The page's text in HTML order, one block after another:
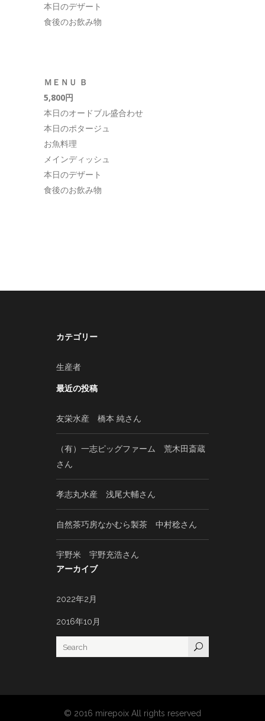
本日のデザート
食後のお飲み物
ＭＥＮＵ Ｂ
5,800円
本日のオードブル盛合わせ
本日のポタージュ
お魚料理
メインディッシュ
本日のデザート
食後のお飲み物
カテゴリー
生産者
最近の投稿
友栄水産 橋本 純さん
（有）一志ピッグファーム 荒木田斎蔵
さん
孝志丸水産 浅尾大輔さん
自然茶巧房なかむら製茶 中村稔さん
宇野米 宇野充浩さん
アーカイブ
2022年2月
2016年10月
© 2016 mirepoix All rights reserved